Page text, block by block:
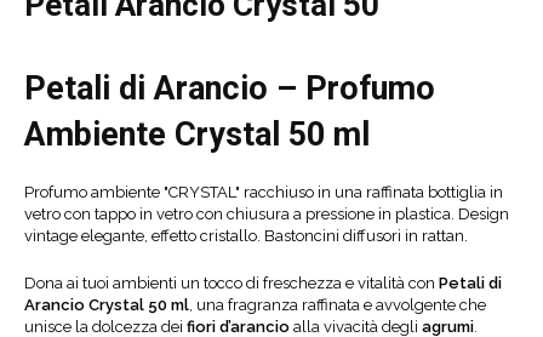
Petali di Arancio – Profumo
Ambiente Crystal 50 ml
Profumo ambiente "CRYSTAL" racchiuso in una raffinata bottiglia in
vetro con tappo in vetro con chiusura a pressione in plastica. Design
vintage elegante, effetto cristallo. Bastoncini diffusori in rattan.
Dona ai tuoi ambienti un tocco di freschezza e vitalità con Petali di
Arancio Crystal 50 ml , una fragranza raffinata e avvolgente che
unisce la dolcezza dei fiori d’arancio alla vivacità degli agrumi